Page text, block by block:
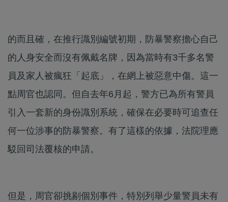
的而且確，在推行識別編號初期，防暴警察擔心自己
的人身安全而沒有佩戴名牌，因為當時有3千多名警
員及家人被瘋狂「起底」，在網上被惡意中傷。這一
點周官也認同。但自去年6月起，警方已為所有警員
引入一套新的身份識別系統，確保在必要時可追查任
何一位涉事的防暴警察。有了這樣的依據，法院理應
駁回司法覆核的申請。
但是，周官卻挑剔個別事件，特別列舉少量警員未有